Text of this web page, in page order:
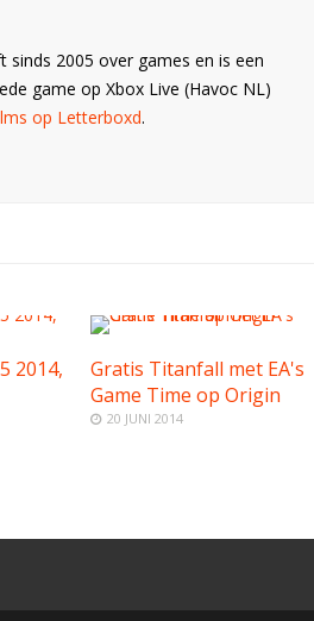
sinds 2005 over games en is een
game op Xbox Live (Havoc NL)
op Letterboxd.
2014,
Gratis Titanfall met EA's
Game Time op Origin
20 JUNI 2014